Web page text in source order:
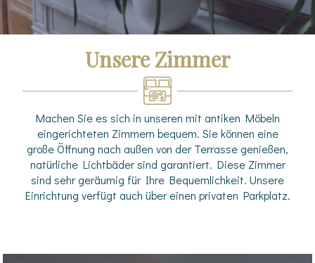
Unsere Zimmer
Machen Sie es sich in unseren mit antiken Möbeln
eingerichteten Zimmern bequem. Sie können eine
große Öffnung nach außen von der Terrasse genießen,
natürliche Lichtbäder sind garantiert. Diese Zimmer
sind sehr geräumig für Ihre Bequemlichkeit. Unsere
Einrichtung verfügt auch über einen privaten Parkplatz.